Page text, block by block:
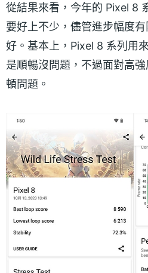
從結果來看，今年的 Pixel 8
要好上不少，儘管進步幅度
好。基本上，Pixel 8 系列用
是順暢沒問題，不過面對高
頓問題。